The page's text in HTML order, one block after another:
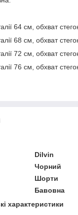
64 см, обхват
68 см, обхват
72 см, обхват
76 см, обхват
Dilvin
Чорний
Шорти
Бавовна
характеристики